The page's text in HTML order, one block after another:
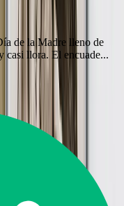
de la Madre lleno de
casi llora. El encuade...